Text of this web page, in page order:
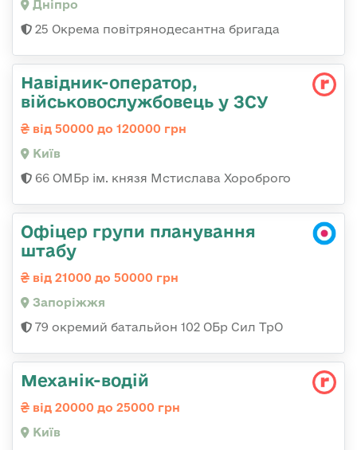
Дніпро
25 Окрема повітрянодесантна бригада
Навідник-оператор,
військовослужбовець у ЗСУ
від 50000 до 120000 грн
Київ
66 ОМБр ім. князя Мстислава Хороброго
Офіцер групи планування
штабу
від 21000 до 50000 грн
Запоріжжя
79 окремий батальйон 102 ОБр Сил ТрО
Механік-водій
від 20000 до 25000 грн
Київ